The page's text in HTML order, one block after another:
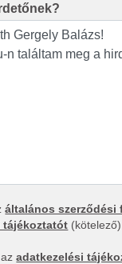
általános szerződési
tájékoztatót (kötelező)
azadatkezelési